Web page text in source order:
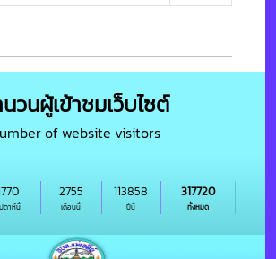
วนผู้เข้าชมเว็บไซต์
of website visitors
ดาห์นี้ เดือนนี้
2755
ปีนี้
113858
ทั้งหมด
317720